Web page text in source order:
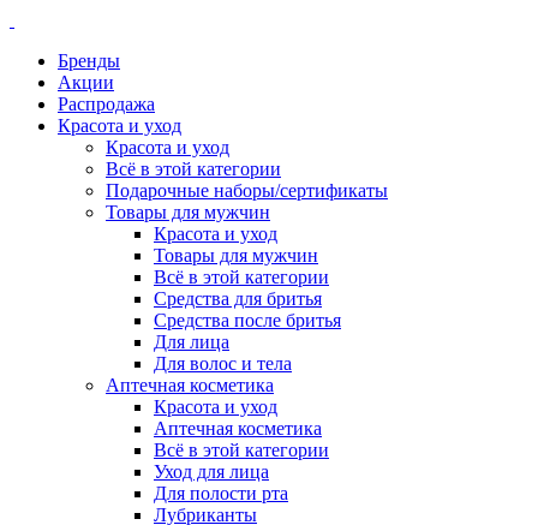
Бренды
Акции
Распродажа
Красота и уход
Красота и уход
Всё в этой категории
Подарочные наборы/сертификаты
Товары для мужчин
Красота и уход
Товары для мужчин
Всё в этой категории
Средства для бритья
Средства после бритья
Для лица
Для волос и тела
Аптечная косметика
Красота и уход
Аптечная косметика
Всё в этой категории
Уход для лица
Для полости рта
Лубриканты